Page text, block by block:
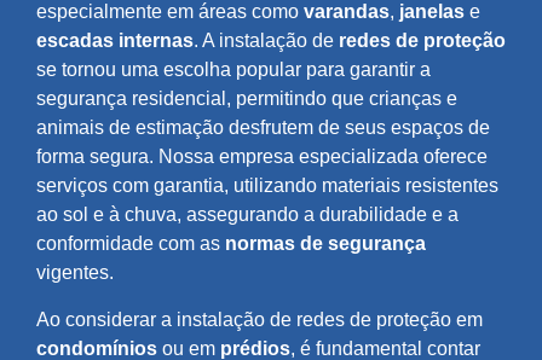
especialmente em áreas como varandas, janelas e
escadas internas. A instalação de redes de proteção
se tornou uma escolha popular para garantir a
segurança residencial, permitindo que crianças e
animais de estimação desfrutem de seus espaços de
forma segura. Nossa empresa especializada oferece
serviços com garantia, utilizando materiais resistentes
ao sol e à chuva, assegurando a durabilidade e a
conformidade com as normas de segurança
vigentes.
Ao considerar a instalação de redes de proteção em
condomínios ou em prédios, é fundamental contar